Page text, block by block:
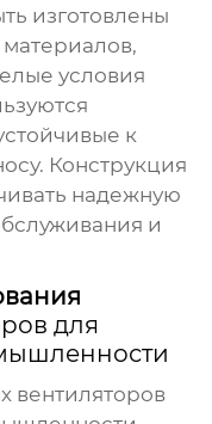
изготовлены
условия
к
Конструкция
надежную
и
для
вентиляторов